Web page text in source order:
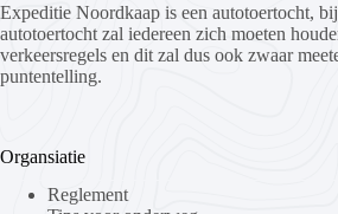
Expeditie Noordkaap is een autotoertocht,
autotoertocht zal iedereen zich moeten
verkeersregels en dit zal dus ook zwaar
puntentelling.
Organsiatie
Reglement